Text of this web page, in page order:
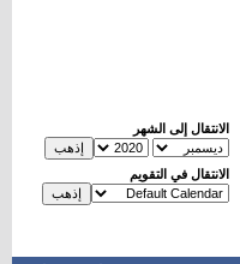
الانتقال إلى الشهر
الانتقال في التقويم